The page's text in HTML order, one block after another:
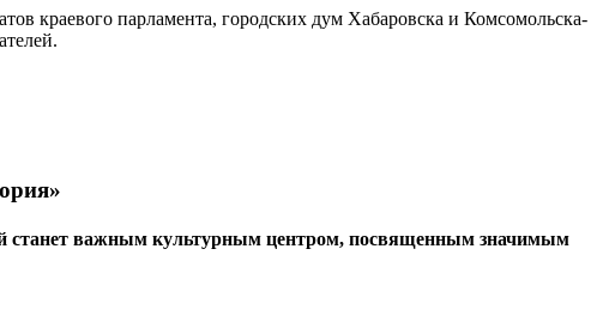
краевого парламента, городских дум Хабаровска и Комсомольска-
станет важным культурным центром, посвященным значимым